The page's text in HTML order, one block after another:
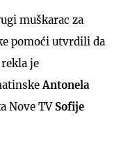
muškarac za
pomoći utvrdili da
je
Antonela
Nove TVSofije